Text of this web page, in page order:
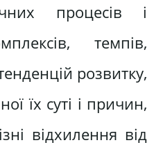
процесів і
темпів,
розвитку,
їх суті і причин,
відхилення від